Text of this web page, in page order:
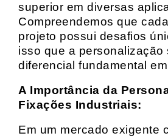
superior em diversas
Compreendemos que
projeto possui desafios
isso que a personalização
diferencial fundamental
A Importância da
Fixações Industriais:
Em um mercado exigente